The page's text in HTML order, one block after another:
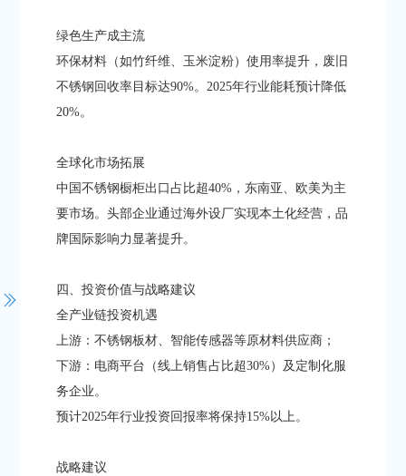
​​绿色生产成主流​​
环保材料（如竹纤维、玉米淀粉）使用率提升，废旧
不锈钢回收率目标达90%。2025年行业能耗预计降低
20%。
​​全球化市场拓展​​
中国不锈钢橱柜出口占比超40%，东南亚、欧美为主
要市场。头部企业通过海外设厂实现本土化经营，品
牌国际影响力显著提升。
四、投资价值与战略建议
​​全产业链投资机遇​​
​​上游​​：不锈钢板材、智能传感器等原材料供应商；
​​下游​​：电商平台（线上销售占比超30%）及定制化服
务企业。
预计2025年行业投资回报率将保持15%以上。
​​战略建议​​